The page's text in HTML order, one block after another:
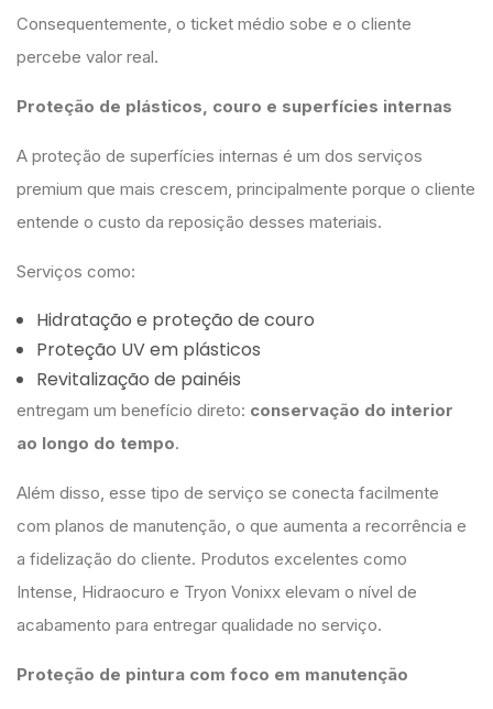
Consequentemente, o ticket médio sobe e o cliente
percebe valor real.
Proteção de plásticos, couro e superfícies internas
A proteção de superfícies internas é um dos serviços
premium que mais crescem, principalmente porque o cliente
entende o custo da reposição desses materiais.
Serviços como:
Hidratação e proteção de couro
Proteção UV em plásticos
Revitalização de painéis
entregam um benefício direto: conservação do interior
ao longo do tempo.
Além disso, esse tipo de serviço se conecta facilmente
com planos de manutenção, o que aumenta a recorrência e
a fidelização do cliente. Produtos excelentes como
Intense, Hidraocuro e Tryon Vonixx elevam o nível de
acabamento para entregar qualidade no serviço.
Proteção de pintura com foco em manutenção